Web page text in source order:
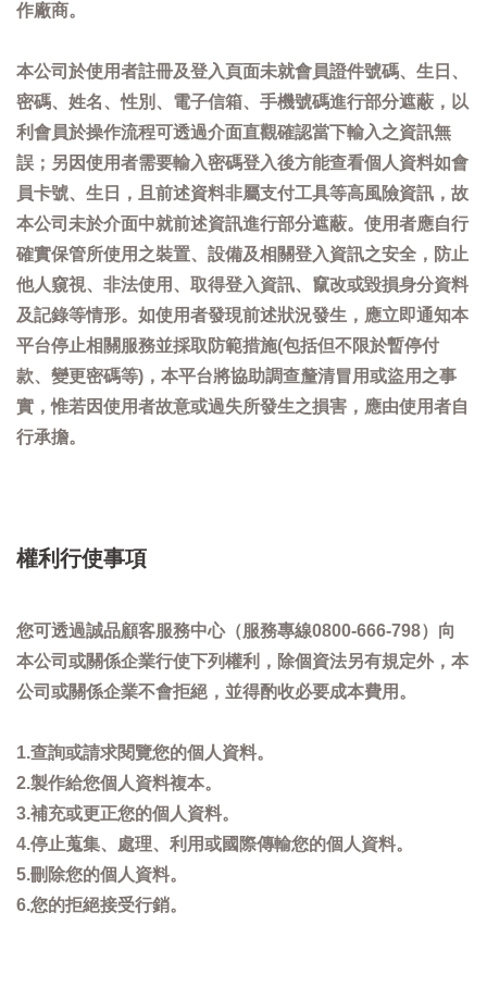
作廠商。
本公司於使用者註冊及登入頁面未就會員證件號碼、生日、
密碼、姓名、性別、電子信箱、手機號碼進行部分遮蔽，以
利會員於操作流程可透過介面直觀確認當下輸入之資訊無
誤；另因使用者需要輸入密碼登入後方能查看個人資料如會
員卡號、生日，且前述資料非屬支付工具等高風險資訊，故
本公司未於介面中就前述資訊進行部分遮蔽。使用者應自行
確實保管所使用之裝置、設備及相關登入資訊之安全，防止
他人窺視、非法使用、取得登入資訊、竄改或毀損身分資料
及記錄等情形。如使用者發現前述狀況發生，應立即通知本
平台停止相關服務並採取防範措施(包括但不限於暫停付
款、變更密碼等)，本平台將協助調查釐清冒用或盜用之事
實，惟若因使用者故意或過失所發生之損害，應由使用者自
行承擔。
權利行使事項
您可透過誠品顧客服務中心（服務專線0800-666-798）向
本公司或關係企業行使下列權利，除個資法另有規定外，本
公司或關係企業不會拒絕，並得酌收必要成本費用。
1.查詢或請求閱覽您的個人資料。
2.製作給您個人資料複本。
3.補充或更正您的個人資料。
4.停止蒐集、處理、利用或國際傳輸您的個人資料。
5.刪除您的個人資料。
6.您的拒絕接受行銷。